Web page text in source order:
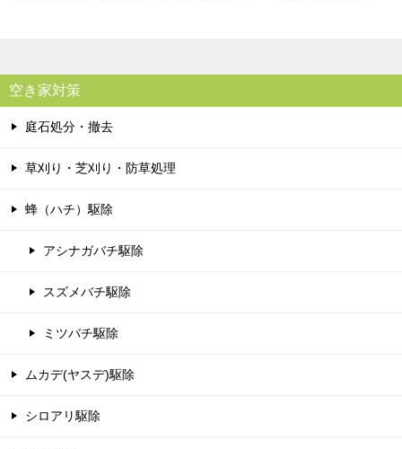
空き家対策
庭石処分・撤去
草刈り・芝刈り・防草処理
蜂（ハチ）駆除
アシナガバチ駆除
スズメバチ駆除
ミツバチ駆除
ムカデ(ヤスデ)駆除
シロアリ駆除